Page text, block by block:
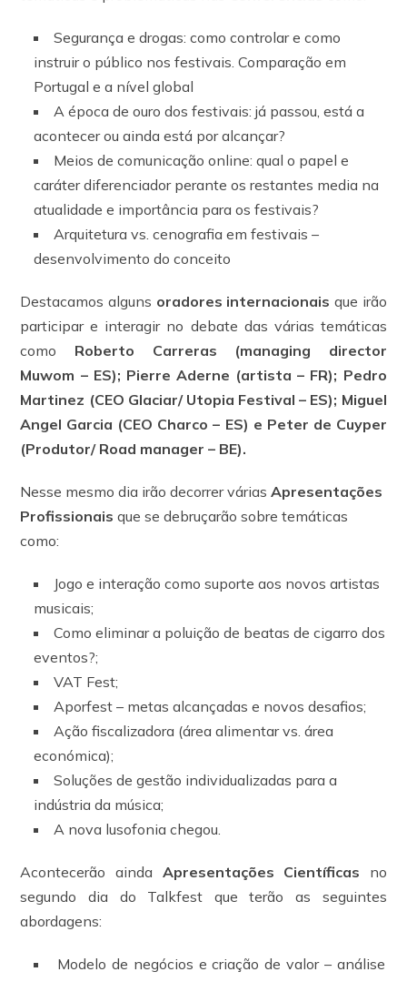
Segurança e drogas: como controlar e como
instruir o público nos festivais. Comparação em
Portugal e a nível global
A época de ouro dos festivais: já passou, está a
acontecer ou ainda está por alcançar?
Meios de comunicação online: qual o papel e
caráter diferenciador perante os restantes media na
atualidade e importância para os festivais?
Arquitetura vs. cenografia em festivais –
desenvolvimento do conceito
Destacamos alguns oradores internacionais que irão
participar e interagir no debate das várias temáticas
como Roberto Carreras (managing director
Muwom – ES); Pierre Aderne (artista – FR); Pedro
Martinez (CEO Glaciar/ Utopia Festival – ES); Miguel
Angel Garcia (CEO Charco – ES) e Peter de Cuyper
(Produtor/ Road manager – BE).
Nesse mesmo dia irão decorrer váriasApresentações
Profissionais que se debruçarão sobre temáticas
como:
Jogo e interação como suporte aos novos artistas
musicais;
Como eliminar a poluição de beatas de cigarro dos
eventos?;
VAT Fest;
Aporfest – metas alcançadas e novos desafios;
Ação fiscalizadora (área alimentar vs. área
económica);
Soluções de gestão individualizadas para a
indústria da música;
A nova lusofonia chegou.
Acontecerão ainda Apresentações Científicas no
segundo dia do Talkfest que terão as seguintes
abordagens:
Modelo de negócios e criação de valor – análise